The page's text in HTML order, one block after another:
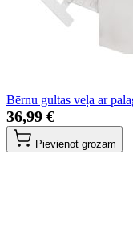
Bērnu gultas veļa ar
36,99 €
Pievienot grozam